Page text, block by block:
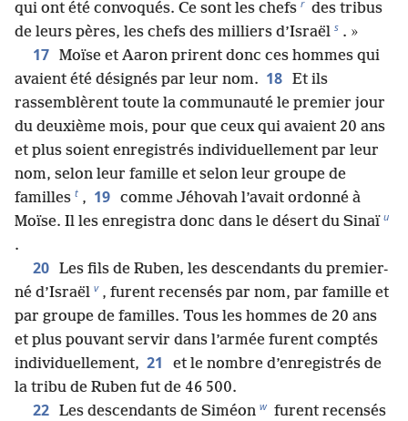
qui ont été convoqués. Ce sont les chefs r des tribus
de leurs pères, les chefs des milliers d’Israël s . »
17 Moïse et Aaron prirent donc ces hommes qui
avaient été désignés par leur nom. 18 Et ils
rassemblèrent toute la communauté le premier jour
du deuxième mois, pour que ceux qui avaient 20 ans
et plus soient enregistrés individuellement par leur
nom, selon leur famille et selon leur groupe de
familles t , 19 comme Jéhovah l’avait ordonné à
Moïse. Il les enregistra donc dans le désert du Sinaï u
.
20 Les fils de Ruben, les descendants du premier-
né d’Israël v , furent recensés par nom, par famille et
par groupe de familles. Tous les hommes de 20 ans
et plus pouvant servir dans l’armée furent comptés
individuellement, 21
et le nombre d’enregistrés de
la tribu de Ruben fut de 46 500.
22 Les descendants de Siméon w furent recensés